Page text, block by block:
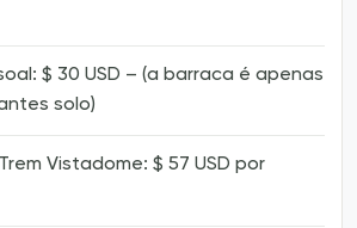
$ 30 USD – (a barraca é apenas
solo)
Vistadome: $ 57 USD por